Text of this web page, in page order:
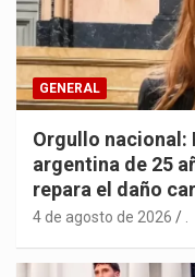
GENERAL
Orgullo nacional:
argentina de 25
repara el daño
4 de agosto de 2026